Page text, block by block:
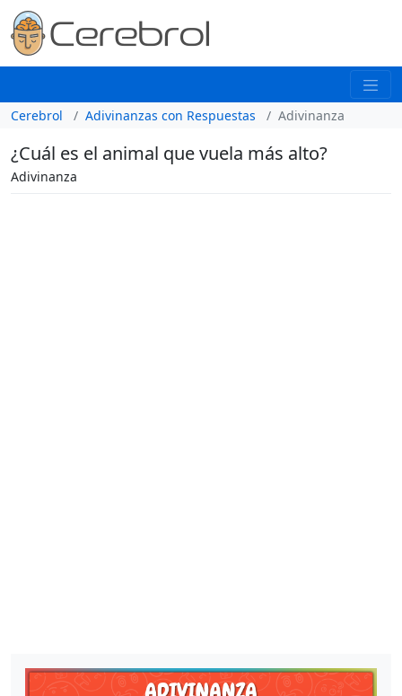
Cerebrol Adivinanzas con Respuestas Adivinanza
¿Cuál es el animal que vuela más alto?
Adivinanza